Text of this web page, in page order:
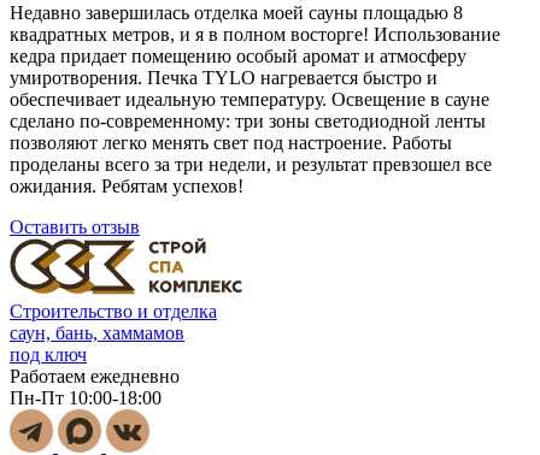
Недавно завершилась отделка моей сауны площадью 8
квадратных метров, и я в полном восторге! Использование
кедра придает помещению особый аромат и атмосферу
умиротворения. Печка TYLO нагревается быстро и
обеспечивает идеальную температуру. Освещение в сауне
сделано по-современному: три зоны светодиодной ленты
позволяют легко менять свет под настроение. Работы
проделаны всего за три недели, и результат превзошел все
ожидания. Ребятам успехов!
Оставить отзыв
Строительство и отделка
саун, бань, хаммамов
под ключ
Работаем ежедневно
Пн-Пт 10:00-18:00